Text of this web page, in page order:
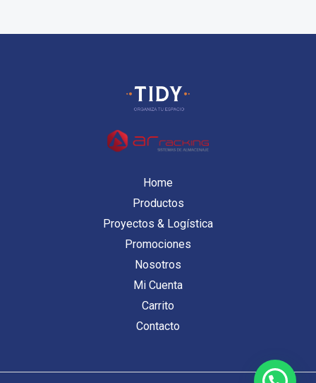
Home
Productos
Proyectos & Logística
Promociones
Nosotros
Mi Cuenta
Carrito
Contacto